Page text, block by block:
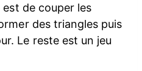
est de couper les
des triangles puis
Le reste est un jeu